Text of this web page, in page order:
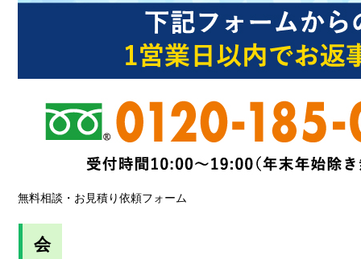
無料相談・お見積り依頼フォーム
会